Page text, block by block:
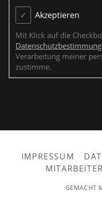
Akzeptieren
Mit Klick auf die
Verarbeitung meiner
zustimme.
IMPRESSUM
GEMACHT